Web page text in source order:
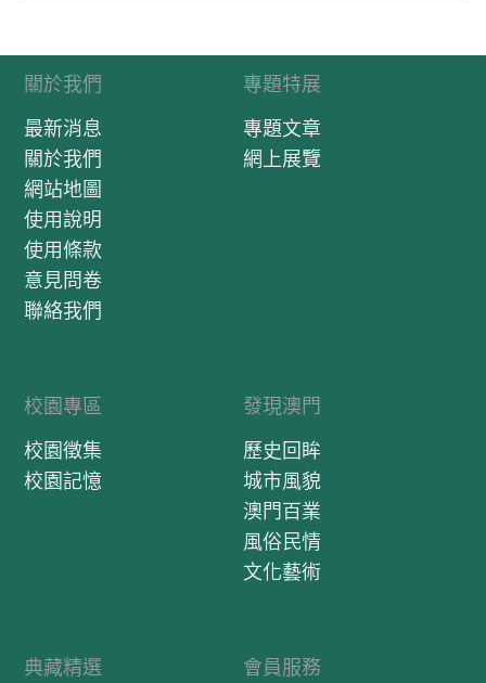
關於我們
最新消息
關於我們
網站地圖
使用說明
使用條款
意見問卷
聯絡我們
專題特展
專題文章
網上展覽
校園專區
校園徵集
校園記憶
發現澳門
歷史回眸
城市風貌
澳門百業
風俗民情
文化藝術
典藏精選
會員服務